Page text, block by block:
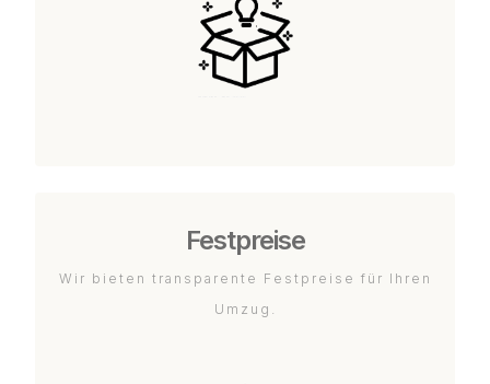
Festpreise
Wir bieten transparente Festpreise für Ihren
Umzug.